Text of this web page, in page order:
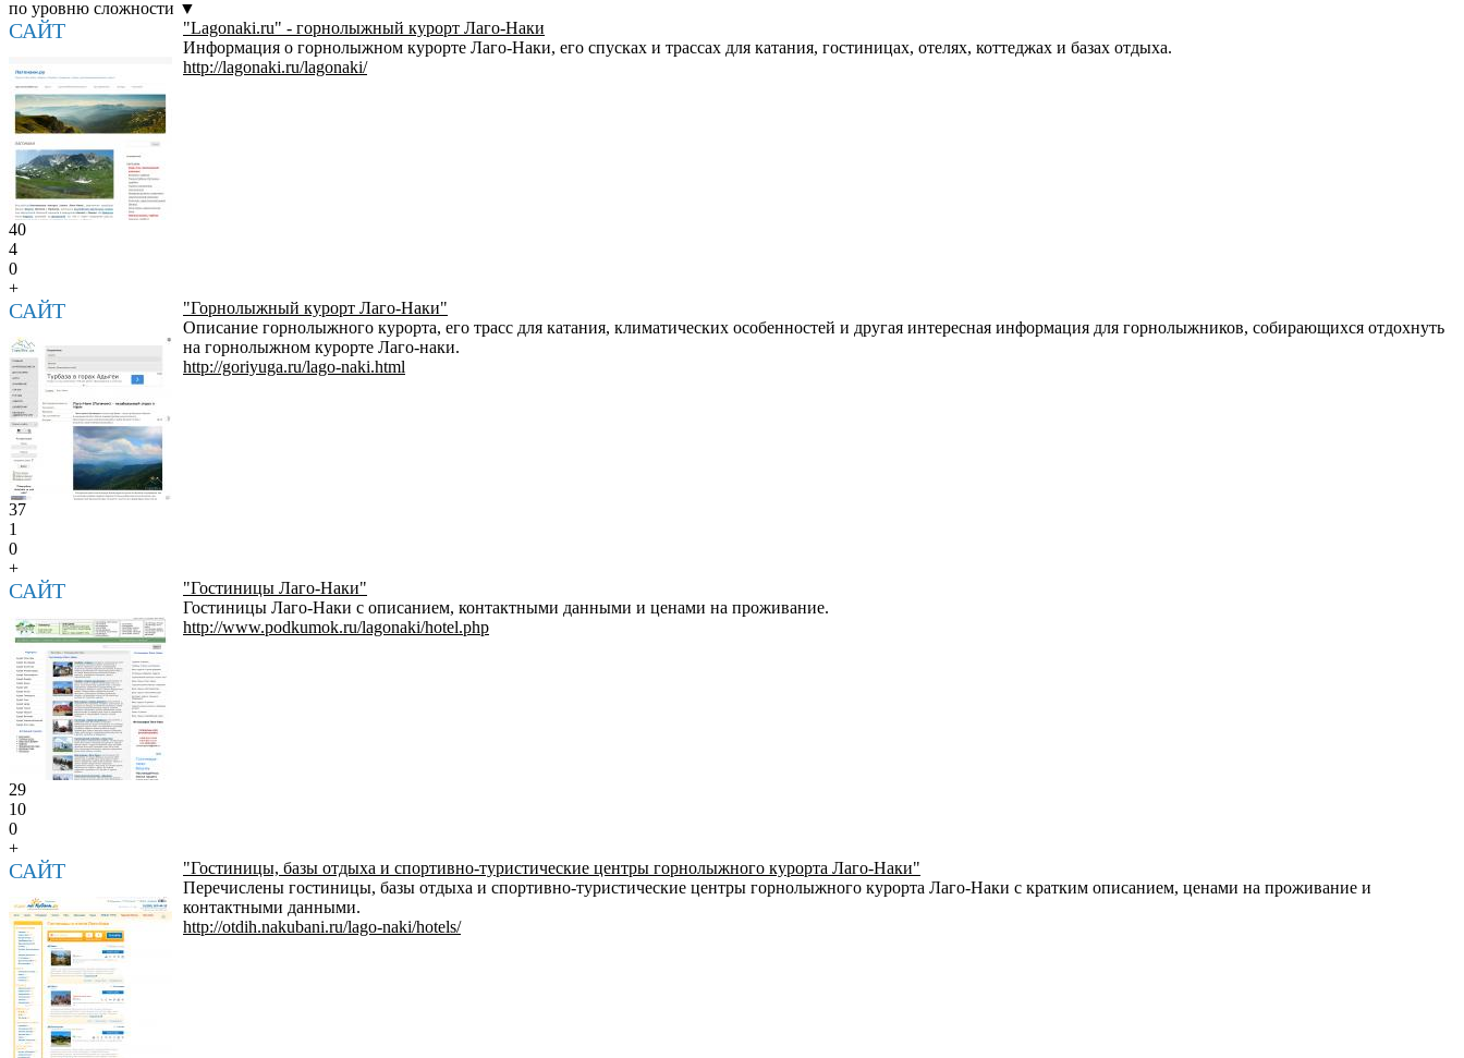
по уровню сложности ▼
САЙТ
"Lagonaki.ru" - горнолыжный курорт Лаго-Наки
Информация о горнолыжном курорте Лаго-Наки, его спусках и трассах для катания, гостиницах, отелях, коттеджах и базах отдыха.
http://lagonaki.ru/lagonaki/
40
4
0
+
САЙТ
"Горнолыжный курорт Лаго-Наки"
Описание горнолыжного курорта, его трасс для катания, климатических особенностей и другая интересная информация для горнолыжников, собирающихся отдохнуть
на горнолыжном курорте Лаго-наки.
http://goriyuga.ru/lago-naki.html
37
1
0
+
САЙТ
"Гостиницы Лаго-Наки"
Гостиницы Лаго-Наки с описанием, контактными данными и ценами на проживание.
http://www.podkumok.ru/lagonaki/hotel.php
29
10
0
+
САЙТ
"Гостиницы, базы отдыха и спортивно-туристические центры горнолыжного курорта Лаго-Наки"
Перечислены гостиницы, базы отдыха и спортивно-туристические центры горнолыжного курорта Лаго-Наки с кратким описанием, ценами на проживание и
контактными данными.
http://otdih.nakubani.ru/lago-naki/hotels/